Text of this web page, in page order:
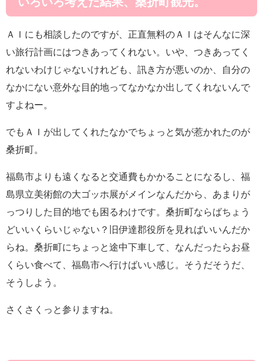
ＡＩにも相談したのですが、正直無料のＡＩはそんなに深
い旅行計画にはつきあってくれない。いや、つきあってく
れないわけじゃないけれども、訊き方が悪いのか、自分の
なかにない意外な目的地ってなかなか出してくれないんで
すよねー。
でもＡＩが出してくれたなかでちょっと気が惹かれたのが
桑折町。
福島市よりも遠くなると交通費もかかることになるし、福
島県立美術館の大ゴッホ展がメインなんだから、あまりが
っつりした目的地でも困るわけです。桑折町ならばちょう
どいいくらいじゃない？旧伊達郡役所を見ればいいんだか
らね。桑折町にちょっと途中下車して、なんだったらお昼
くらい食べて、福島市へ行けばいい感じ。そうだそうだ、
そうしよう。
さくさくっと参りますね。